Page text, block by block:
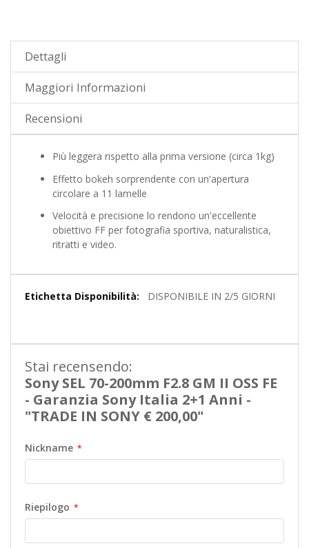
Dettagli
Maggiori Informazioni
Recensioni
Più leggera rispetto alla prima versione (circa 1kg)
Effetto bokeh sorprendente con un'apertura
circolare a 11 lamelle
Velocità e precisione lo rendono un'eccellente
obiettivo FF per fotografia sportiva, naturalistica,
ritratti e video.
Maggiori
DISPONIBILE IN 2/5 GIORNI
Stai recensendo:
Sony SEL 70-200mm F2.8 GM II OSS FE
- Garanzia Sony Italia 2+1 Anni -
"TRADE IN SONY € 200,00"
Nickname
Riepilogo